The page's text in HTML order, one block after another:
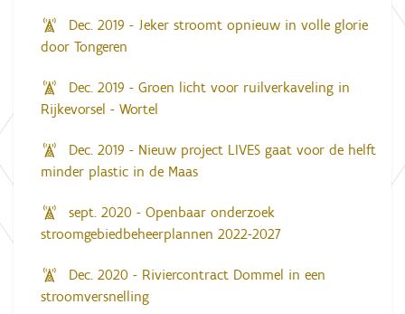
Dec. 2019 - Jeker stroomt opnieuw in volle glorie
door Tongeren
Dec. 2019 - Groen licht voor ruilverkaveling in
Rijkevorsel - Wortel
Dec. 2019 - Nieuw project LIVES gaat voor de helft
minder plastic in de Maas
sept. 2020 - Openbaar onderzoek
stroomgebiedbeheerplannen 2022-2027
Dec. 2020 - Riviercontract Dommel in een
stroomversnelling